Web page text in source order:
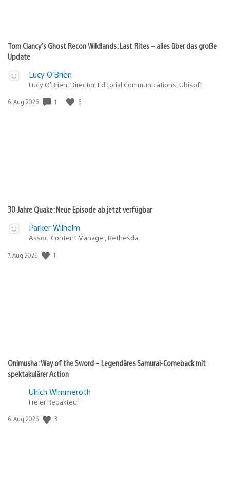
Tom Clancy’s Ghost Recon Wildlands: Last Rites – alles über das große
Update
Lucy O’Brien
Lucy O’Brien, Director, Editorial Communications, Ubisoft
Veröffentlichungsdatum:
6. Aug 2026 1 6
30 Jahre Quake: Neue Episode ab jetzt verfügbar
Parker Wilhelm
Assoc. Content Manager, Bethesda
Veröffentlichungsdatum:
7. Aug 2026 1
Onimusha: Way of the Sword – Legendäres Samurai-Comeback mit
spektakulärer Action
Ulrich Wimmeroth
Freier Redakteur
Veröffentlichungsdatum:
6. Aug 2026 3